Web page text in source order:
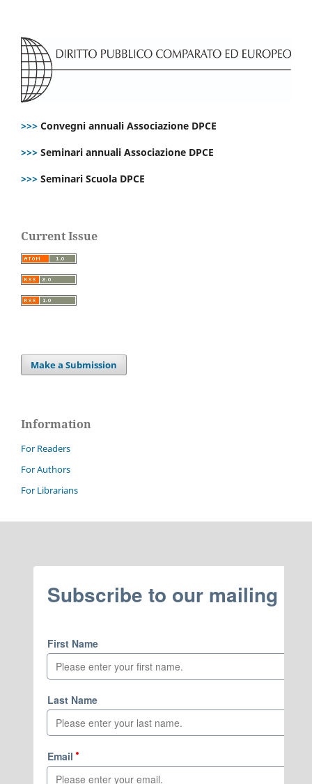
>>> Convegni annuali Associazione DPCE
>>> Seminari annuali Associazione DPCE
>>> Seminari Scuola DPCE
Current Issue
Make a Submission
Information
For Readers
For Authors
For Librarians